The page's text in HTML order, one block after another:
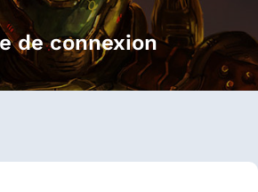
de connexion